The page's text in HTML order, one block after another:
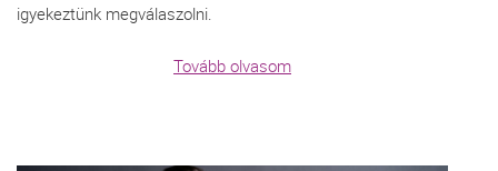
igyekeztünk megválaszolni.
Tovább olvasom